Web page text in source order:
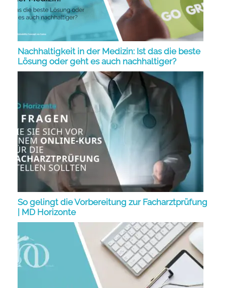
Nachhaltigkeit in der Medizin: Ist das die beste
Lösung oder geht es auch nachhaltiger?
So gelingt die Vorbereitung zur Facharztprüfung
| MD Horizonte